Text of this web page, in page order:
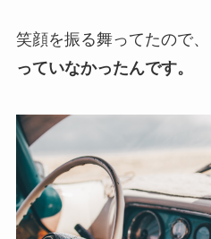
笑顔を振る舞ってたので、
っていなかったんです。